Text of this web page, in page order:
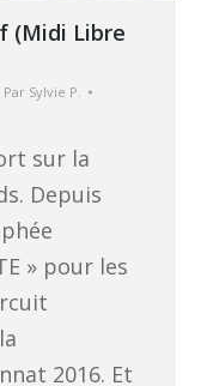
(Midi Libre
Par Sylvie P.
sur la
Depuis
» pour les
2016. Et